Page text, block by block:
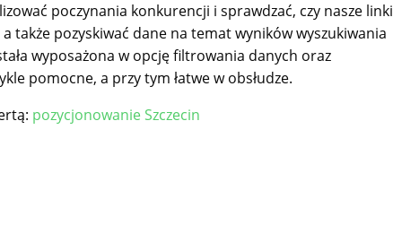
poczynania konkurencji i sprawdzać, czy nasze linki
także pozyskiwać dane na temat wyników wyszukiwania
wyposażona w opcję filtrowania danych oraz
pomocne, a przy tym łatwe w obsłudze.
pozycjonowanie Szczecin